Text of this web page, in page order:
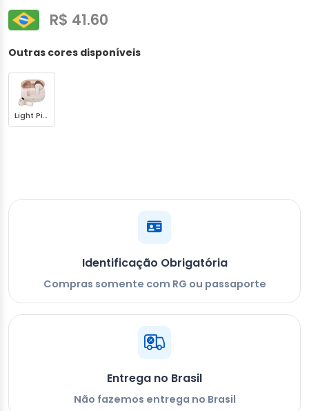
R$ 41.60
Outras cores disponíveis
Light Pink
Identificação Obrigatória
Compras somente com RG ou passaporte
Entrega no Brasil
Não fazemos entrega no Brasil